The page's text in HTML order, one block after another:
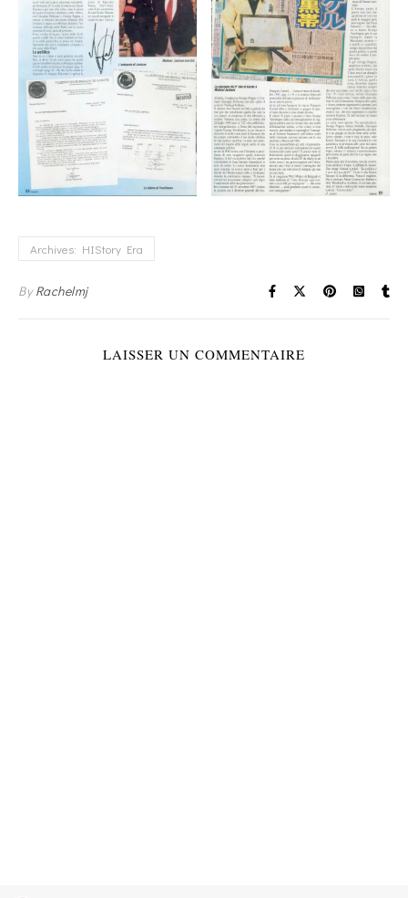
Archives: HIStory Era
ByRachelmj
LAISSER UN COMMENTAIRE